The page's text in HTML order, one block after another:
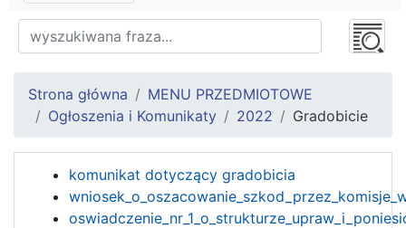
Strona główna
MENU PRZEDMIOTOWE
Ogłoszenia i Komunikaty
2022 Gradobicie
komunikat dotyczący gradobicia